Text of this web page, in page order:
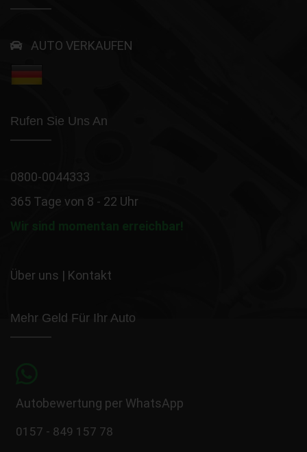
AUTO VERKAUFEN
Rufen Sie Uns An
0800-0044333
365 Tage von 8 - 22 Uhr
Wir sind momentan erreichbar!
Über uns | Kontakt
Mehr Geld Für Ihr Auto
Autobewertung per WhatsApp
0157 - 849 157 78